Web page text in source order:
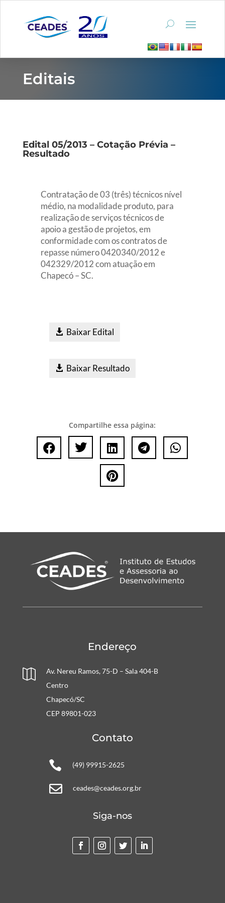
Editais
Edital 05/2013 – Cotação Prévia –
Resultado
Contratação de 03 (três) técnicos nível
médio, na modalidade produto, para
realização de serviços técnicos de
apoio a gestão de projetos, em
conformidade com os contratos de
repasse número 0420340/2012 e
042329/2012 com atuação em
Chapecó – SC.
Baixar Edital
Baixar Resultado
Compartilhe essa página:
    

Endereço

Av. Nereu Ramos, 75-D – Sala 404-B
Centro
Chapecó/SC
CEP 89801-023
Contato
 (49) 99915-2625
 ceades@ceades.org.br
Siga-nos